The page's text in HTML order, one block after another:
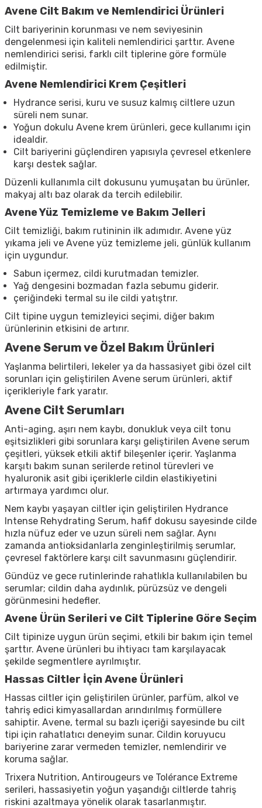
Avene Cilt Bakım ve Nemlendirici Ürünleri
Cilt bariyerinin korunması ve nem seviyesinin
dengelenmesi için kaliteli nemlendirici şarttır. Avene
nemlendirici serisi, farklı cilt tiplerine göre formüle
edilmiştir.
Avene Nemlendirici Krem Çeşitleri
Hydrance serisi, kuru ve susuz kalmış ciltlere uzun
süreli nem sunar.
Yoğun dokulu Avene krem ürünleri, gece kullanımı için
idealdir.
Cilt bariyerini güçlendiren yapısıyla çevresel etkenlere
karşı destek sağlar.
Düzenli kullanımla cilt dokusunu yumuşatan bu ürünler,
makyaj altı baz olarak da tercih edilebilir.
Avene Yüz Temizleme ve Bakım Jelleri
Cilt temizliği, bakım rutininin ilk adımıdır. Avene yüz
yıkama jeli ve Avene yüz temizleme jeli, günlük kullanım
için uygundur.
Sabun içermez, cildi kurutmadan temizler.
Yağ dengesini bozmadan fazla sebumu giderir.
çeriğindeki termal su ile cildi yatıştrır.
Cilt tipine uygun temizleyici seçimi, diğer bakım
ürünlerinin etkisini de artırır.
Avene Serum ve Özel Bakım Ürünleri
Yaşlanma belirtileri, lekeler ya da hassasiyet gibi özel cilt
sorunları için geliştirilen Avene serum ürünleri, aktif
içerikleriyle fark yaratır.
Avene Cilt Serumları
Anti-aging, aşırı nem kaybı, donukluk veya cilt tonu
eşitsizlikleri gibi sorunlara karşı geliştirilen Avene serum
çeşitleri, yüksek etkili aktif bileşenler içerir. Yaşlanma
karşıtı bakım sunan serilerde retinol türevleri ve
hyaluronik asit gibi içeriklerle cildin elastikiyetini
artırmaya yardımcı olur.
Nem kaybı yaşayan ciltler için geliştirilen Hydrance
Intense Rehydrating Serum, hafif dokusu sayesinde cilde
hızla nüfuz eder ve uzun süreli nem sağlar. Aynı
zamanda antioksidanlarla zenginleştirilmiş serumlar,
çevresel faktörlere karşı cilt savunmasını güçlendirir.
Gündüz ve gece rutinlerinde rahatlıkla kullanılabilen bu
serumlar; cildin daha aydınlık, pürüzsüz ve dengeli
görünmesini hedefler.
Avene Ürün Serileri ve Cilt Tiplerine Göre Seçim
Cilt tipinize uygun ürün seçimi, etkili bir bakım için temel
şarttır. Avene ürünleri bu ihtiyacı tam karşılayacak
şekilde segmentlere ayrılmıştır.
Hassas Ciltler İçin Avene Ürünleri
Hassas ciltler için geliştirilen ürünler, parfüm, alkol ve
tahriş edici kimyasallardan arındırılmış formüllere
sahiptir. Avene, termal su bazlı içeriği sayesinde bu cilt
tipi için rahatlatıcı deneyim sunar. Cildin koruyucu
bariyerine zarar vermeden temizler, nemlendirir ve
koruma sağlar.
Trixera Nutrition, Antirougeurs ve Tolérance Extreme
serileri, hassasiyetin yoğun yaşandığı ciltlerde tahriş
riskini azaltmaya yönelik olarak tasarlanmıştır.